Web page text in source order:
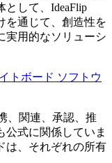
として、IdeaFlip
を通じて、創造性を
実用的なソリューシ
トボード ソフトウ
、関連、承認、推
公式に関係していま
は、それぞれの所有